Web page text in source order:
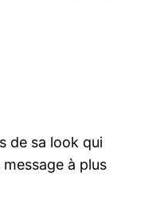
de sa look qui
à plus